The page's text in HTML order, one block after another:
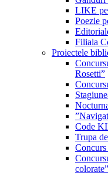
LIKE
Poezie
Filiala
Proiectele
Rosetti”
Code
Trupa
Concurs
colorate”